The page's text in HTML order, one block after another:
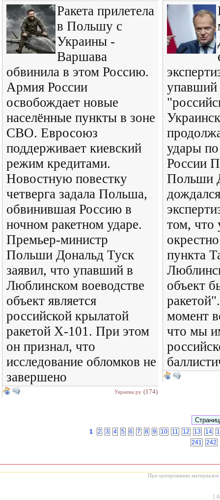
Ракета прилетела
в Польшу с
Украины -
Варшава
обвинила в этом Россию.
Армия России
освобождает новые
населённые пункты в зоне
СВО. Евросоюз
поддерживает киевский
режим кредитами.
Новостную повестку
четверга задала Польша,
обвинившая Россию в
ночном ракетном ударе.
Премьер-министр
Польши Дональд Туск
заявил, что упавший в
Люблинском воеводстве
объект является
российской крылатой
ракетой Х-101. При этом
он признал, что
исследование обломков не
завершено
Украина.ру (174)
упавший
удары
России
Польши
том, что
пункта
объект
момент
что мы
1 2 3 4 5 6 7 8 9 10 11 12 13 14
241
242
При цитировании материалов
[